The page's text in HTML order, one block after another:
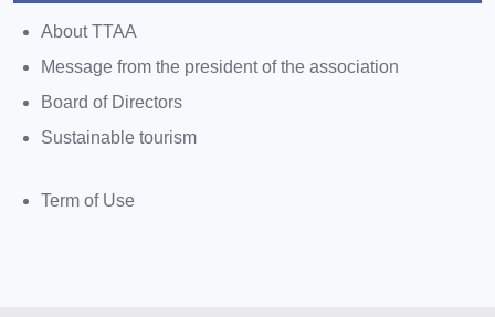
About TTAA
Message from the president of the association
Board of Directors
Sustainable tourism
Term of Use